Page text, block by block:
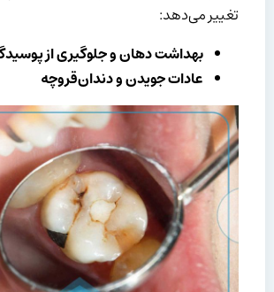
تغییر می‌دهد:
بهداشت دهان و جلوگیری از
عادات جویدن و دندان‌قروچه